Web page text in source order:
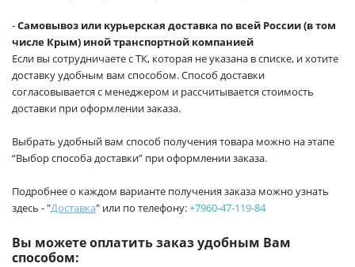
-Самовывоз или курьерская доставка по всей России (в том
числе Крым) иной транспортной компанией
Если вы сотрудничаете с ТК, которая не указана в списке, и хотите
доставку удобным вам способом. Способ доставки
согласовывается с менеджером и рассчитывается стоимость
доставки при оформлении заказа.
Выбрать удобный вам способ получения товара можно на этапе
“Выбор способа доставки” при оформлении заказа.
Подробнее о каждом варианте получения заказа можно узнать
здесь - "Доставка" или по телефону:+7960-47-119-84
Вы можете оплатить заказ удобным Вам
способом: